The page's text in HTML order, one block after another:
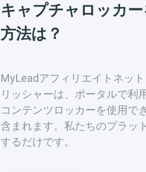
キャプチャロッカ
方法は？
MyLeadアフィリエイトネッ
リッシャーは、ポータルで利
コンテンツロッカーを使用で
含まれます。私たちのプラッ
するだけです。